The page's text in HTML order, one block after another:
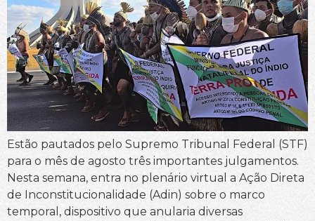
Estão pautados pelo Supremo Tribunal Federal (STF)
para o mês de agosto três importantes julgamentos.
Nesta semana, entra no plenário virtual a Ação Direta
de Inconstitucionalidade (Adin) sobre o marco
temporal, dispositivo que anularia diversas